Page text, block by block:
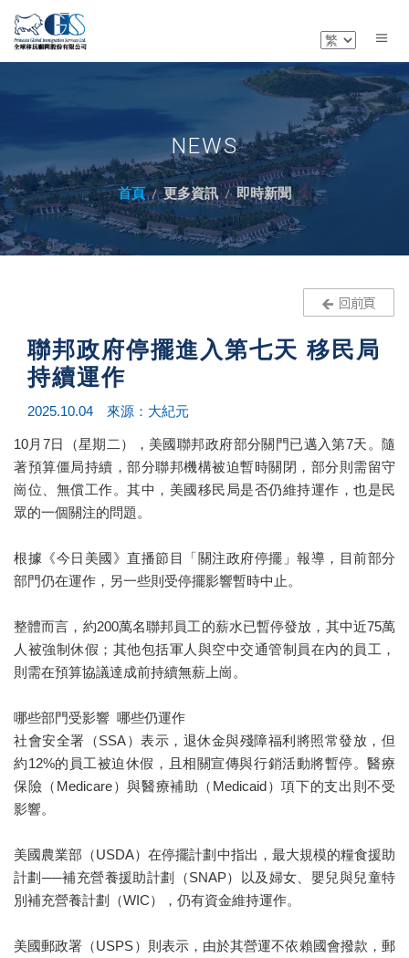
NEWS
首頁 更多資訊 即時新聞
聯邦政府停擺進入第七天 移民局
持續運作
2025.10.04 來源：大紀元
10月7日（星期二），美國聯邦政府部分關門已邁入第7天。隨
著預算僵局持續，部分聯邦機構被迫暫時關閉，部分則需留守
崗位、無償工作。其中，美國移民局是否仍維持運作，也是民
眾的一個關注的問題。
根據《今日美國》直播節目「關注政府停擺」報導，目前部分
部門仍在運作，另一些則受停擺影響暫時中止。
整體而言，約200萬名聯邦員工的薪水已暫停發放，其中近75萬
人被強制休假；其他包括軍人與空中交通管制員在內的員工，
則需在預算協議達成前持續無薪上崗。
哪些部門受影響 哪些仍運作
社會安全署（SSA）表示，退休金與殘障福利將照常發放，但
約12%的員工被迫休假，且相關宣傳與行銷活動將暫停。醫療
保險（Medicare）與醫療補助（Medicaid）項下的支出則不受
影響。
美國農業部（USDA）在停擺計劃中指出，最大規模的糧食援助
計劃──補充營養援助計劃（SNAP）以及婦女、嬰兒與兒童特
別補充營養計劃（WIC），仍有資金維持運作。
美國郵政署（USPS）則表示，由於其營運不依賴國會撥款，郵